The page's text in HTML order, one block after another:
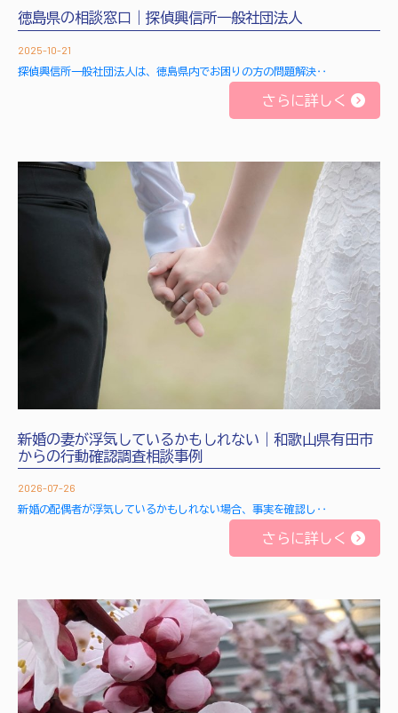
徳島県の相談窓口｜探偵興信所一般社団法人
2025-10-21
探偵興信所一般社団法人は、徳島県内でお困りの方の問題解決‥
さらに詳しく
新婚の妻が浮気しているかもしれない｜和歌山県有田市
からの行動確認調査相談事例
2026-07-26
新婚の配偶者が浮気しているかもしれない場合、事実を確認し‥
さらに詳しく